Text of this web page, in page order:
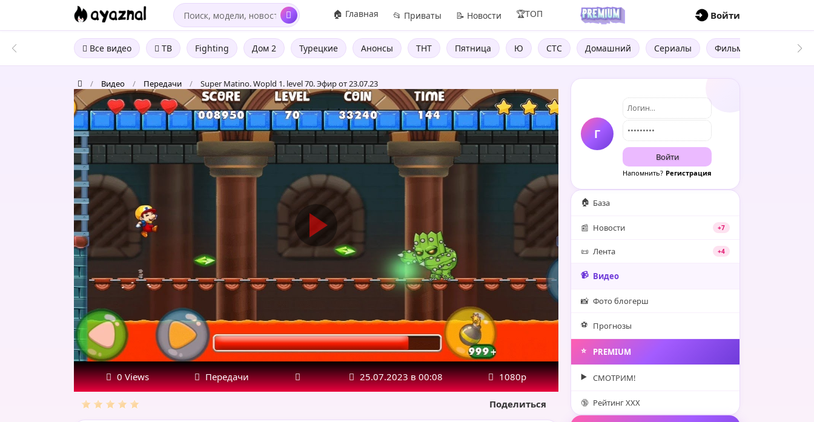
🏠 Главная 📂 Приваты 📝 Новости 🏆ТОП Войти
Все видео ТВ Fighting Дом 2 Турецкие Анонсы ТНТ Пятница Ю СТС Домашний Сериалы Фильмы Трейлеры
/ Видео / Передачи / Super Matino. Wopld 1. level 70. Эфир от 23.07.23
Super
Matino.
Wopld
1.
level
70.
Эфир
от
23.07.23
0 Views Передачи 25.07.2023 в 00:08 1080р
Поделиться
Г
Войти
Напомнить? Регистрация
🏠 База
📰 Новости +7
📜 Лента +4
📹 Видео
📸 Фото блогерш
⚽️ Прогнозы
⭐️ PREMIUM
▶️ СМОТРИМ!
🔞 Рейтинг XXX